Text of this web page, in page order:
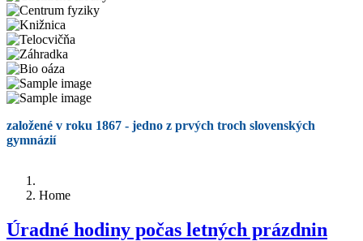
založené v roku 1867 - jedno z prvých troch slovenských
gymnázií
Home
Úradné hodiny počas letných prázdnin